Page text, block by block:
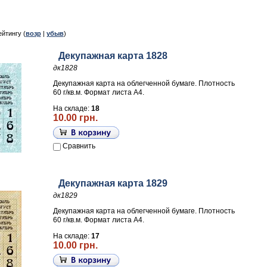
(возр| убыв)
Декупажная карта 1828
дк1828
Декупажная карта на облегченной бумаге. Плотность
60 г/кв.м. Формат листа А4.
На складе: 18
10.00 грн.
Сравнить
Декупажная карта 1829
дк1829
Декупажная карта на облегченной бумаге. Плотность
60 г/кв.м. Формат листа А4.
На складе: 17
10.00 грн.